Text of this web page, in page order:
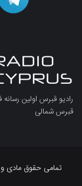
رادیو قبرس اولین رسانه
قبرس شمالی
تمامی حقوق مادی